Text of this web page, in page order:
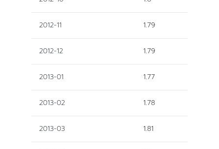
2012-11 1.79
2012-12 1.79
2013-01 1.77
2013-02 1.78
2013-03 1.81